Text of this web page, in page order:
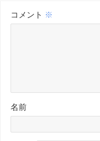
コメント ※
名前